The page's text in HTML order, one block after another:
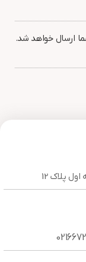
ارسال خواهد شد.
پلاک 12